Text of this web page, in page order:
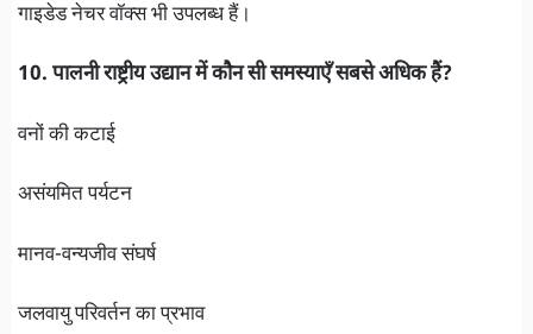
गाइडेड नेचर वॉक्स भी उपलब्ध हैं।
10. पालनी राष्ट्रीय उद्यान में कौन सी समस्याएँ सबसे अधिक हैं?
वनों की कटाई
असंयमित पर्यटन
मानव-वन्यजीव संघर्ष
जलवायु परिवर्तन का प्रभाव